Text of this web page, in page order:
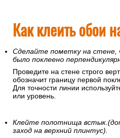
Как клеить обои
Сделайте пометку на стене,
было поклеено
Проведите на стене строго
обозначит границу первой
Для точности линии
или уровень.
Клейте полотнища
заход на верхний плинтус).